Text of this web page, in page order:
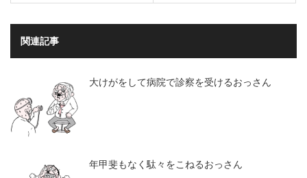
共
(新
し
い
ィ
開
き
ま
す)
ク
ッ
く
い
(新
し
い
ウ
ィ
関連記事
大けがをして病院で診察を受けるおっさん
年甲斐もなく駄々をこねるおっさん